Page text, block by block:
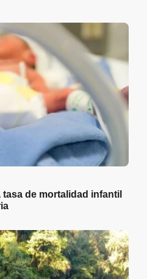
de mortalidad infantil